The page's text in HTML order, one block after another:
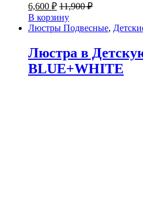
6,600 ₽ 11,900₽
В корзину
Люстры Подвесные,
Люстра в
BLUE+WHITE